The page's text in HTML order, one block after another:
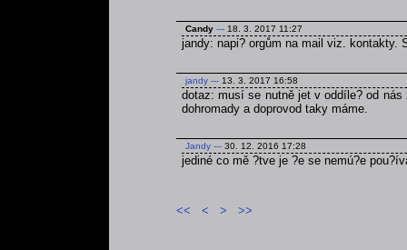
Candy --- 18. 3. 2017 11:27
jandy: napi? orgům na mail viz. kontakty.
jandy --- 13. 3. 2017 16:58
dotaz: musí se nutně jet v oddíle? od
dohromady a doprovod taky máme.
Jandy --- 30. 12. 2016 17:28
jediné co mě ?tve je ?e se nemú?e
<< < > >>